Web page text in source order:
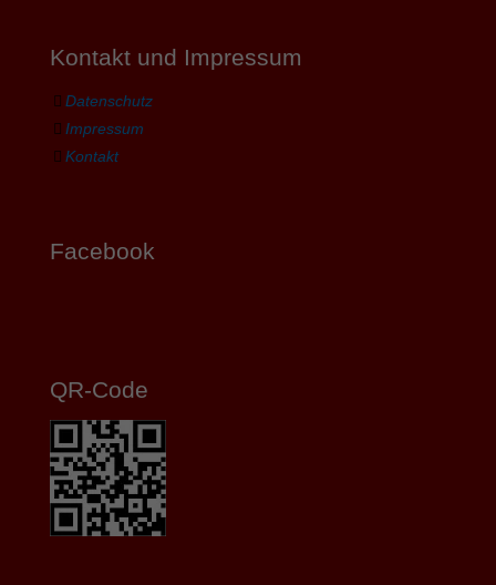
Kontakt und Impressum
Datenschutz
Impressum
Kontakt
Facebook
QR-Code